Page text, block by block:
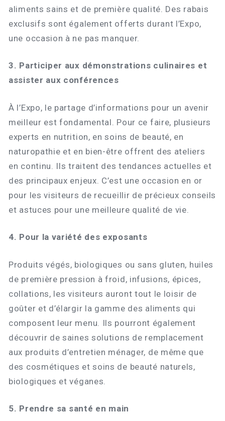
aliments sains et de première qualité. Des rabais
exclusifs sont également offerts durant l’Expo,
une occasion à ne pas manquer.
3. Participer aux démonstrations culinaires et
assister aux conférences
À l’Expo, le partage d’informations pour un avenir
meilleur est fondamental. Pour ce faire, plusieurs
experts en nutrition, en soins de beauté, en
naturopathie et en bien-être offrent des ateliers
en continu. Ils traitent des tendances actuelles et
des principaux enjeux. C’est une occasion en or
pour les visiteurs de recueillir de précieux conseils
et astuces pour une meilleure qualité de vie.
4. Pour la variété des exposants
Produits végés, biologiques ou sans gluten, huiles
de première pression à froid, infusions, épices,
collations, les visiteurs auront tout le loisir de
goûter et d’élargir la gamme des aliments qui
composent leur menu. Ils pourront également
découvrir de saines solutions de remplacement
aux produits d’entretien ménager, de même que
des cosmétiques et soins de beauté naturels,
biologiques et véganes.
5. Prendre sa santé en main